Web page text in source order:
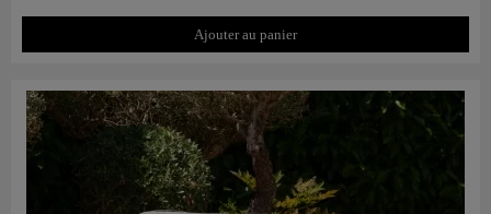
Ajouter au panier